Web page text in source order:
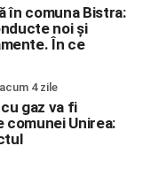
în comuna Bistra:
noi și
În ce
acum 4 zile
gaz va fi
comunei Unirea: